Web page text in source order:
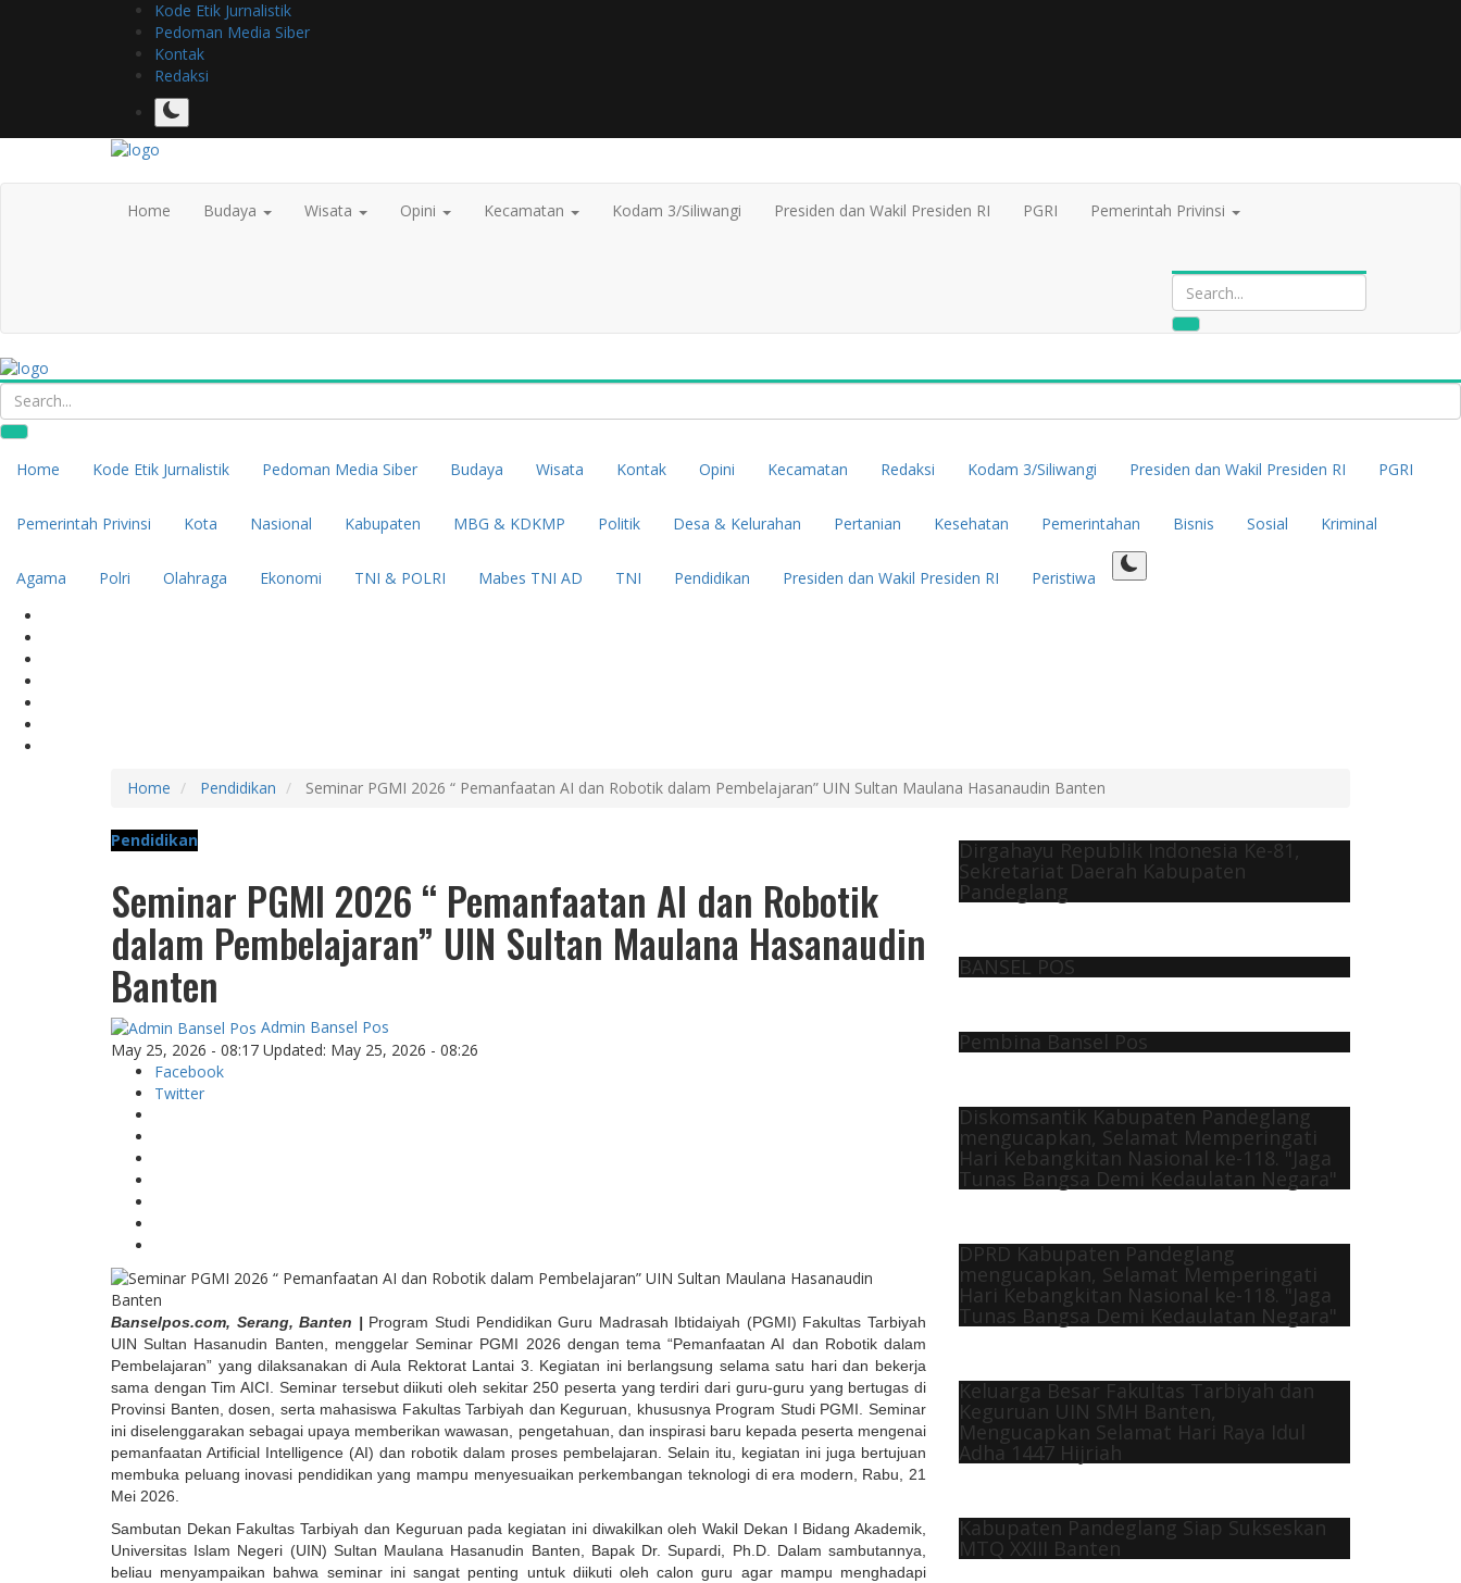
Kode Etik Jurnalistik
Pedoman Media Siber
Kontak
Redaksi
Home Budaya Wisata Opini Kecamatan Kodam 3/Siliwangi Presiden dan Wakil Presiden RI PGRI Pemerintah Privinsi
Home Kode Etik Jurnalistik Pedoman Media Siber Budaya Wisata Kontak Opini Kecamatan Redaksi Kodam 3/Siliwangi Presiden dan Wakil Presiden RI PGRI
Pemerintah Privinsi Kota Nasional Kabupaten MBG & KDKMP Politik Desa & Kelurahan Pertanian Kesehatan Pemerintahan Bisnis Sosial Kriminal
Agama Polri Olahraga Ekonomi TNI & POLRI Mabes TNI AD TNI Pendidikan Presiden dan Wakil Presiden RI Peristiwa
Home Pendidikan Seminar PGMI 2026 “ Pemanfaatan AI dan Robotik dalam Pembelajaran” UIN Sultan Maulana Hasanaudin Banten
Pendidikan
Seminar PGMI 2026 “ Pemanfaatan AI dan Robotik
dalam Pembelajaran” UIN Sultan Maulana Hasanaudin
Banten
Admin Bansel Pos
May 25, 2026 - 08:17 Updated: May 25, 2026 - 08:26
Facebook
Twitter
Banselpos.com, Serang, Banten | Program Studi Pendidikan Guru Madrasah Ibtidaiyah (PGMI) Fakultas Tarbiyah
UIN Sultan Hasanudin Banten, menggelar Seminar PGMI 2026 dengan tema “Pemanfaatan AI dan Robotik dalam
Pembelajaran” yang dilaksanakan di Aula Rektorat Lantai 3. Kegiatan ini berlangsung selama satu hari dan bekerja
sama dengan Tim AICI. Seminar tersebut diikuti oleh sekitar 250 peserta yang terdiri dari guru-guru yang bertugas di
Provinsi Banten, dosen, serta mahasiswa Fakultas Tarbiyah dan Keguruan, khususnya Program Studi PGMI. Seminar
ini diselenggarakan sebagai upaya memberikan wawasan, pengetahuan, dan inspirasi baru kepada peserta mengenai
pemanfaatan Artificial Intelligence (AI) dan robotik dalam proses pembelajaran. Selain itu, kegiatan ini juga bertujuan
membuka peluang inovasi pendidikan yang mampu menyesuaikan perkembangan teknologi di era modern, Rabu, 21
Mei 2026.
Sambutan Dekan Fakultas Tarbiyah dan Keguruan pada kegiatan ini diwakilkan oleh Wakil Dekan I Bidang Akademik,
Universitas Islam Negeri (UIN) Sultan Maulana Hasanudin Banten, Bapak Dr. Supardi, Ph.D. Dalam sambutannya,
beliau menyampaikan bahwa seminar ini sangat penting untuk diikuti oleh calon guru agar mampu menghadapi
Dirgahayu Republik Indonesia Ke-81,
Sekretariat Daerah Kabupaten
Pandeglang
BANSEL POS
Pembina Bansel Pos
Diskomsantik Kabupaten Pandeglang
mengucapkan, Selamat Memperingati
Hari Kebangkitan Nasional ke-118. "Jaga
Tunas Bangsa Demi Kedaulatan Negara"
DPRD Kabupaten Pandeglang
mengucapkan, Selamat Memperingati
Hari Kebangkitan Nasional ke-118. "Jaga
Tunas Bangsa Demi Kedaulatan Negara"
Keluarga Besar Fakultas Tarbiyah dan
Keguruan UIN SMH Banten,
Mengucapkan Selamat Hari Raya Idul
Adha 1447 Hijriah
Kabupaten Pandeglang Siap Sukseskan
MTQ XXIII Banten